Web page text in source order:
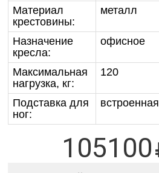
Материал
крестовины:
металл
Назначение
кресла:
офисное
Максимальная
нагрузка, кг:
120
Подставка для
ног:
встроенная
105100